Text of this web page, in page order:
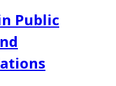
Public